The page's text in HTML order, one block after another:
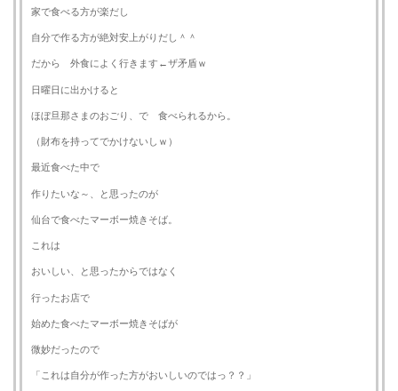
家で食べる方が楽だし
自分で作る方が絶対安上がりだし＾＾
だから 外食によく行きます←ザ矛盾ｗ
日曜日に出かけると
ほぼ旦那さまのおごり、で 食べられるから。
（財布を持ってでかけないしｗ）
最近食べた中で
作りたいな～、と思ったのが
仙台で食べたマーボー焼きそば。
これは
おいしい、と思ったからではなく
行ったお店で
始めた食べたマーボー焼きそばが
微妙だったので
「これは自分が作った方がおいしいのではっ？？」